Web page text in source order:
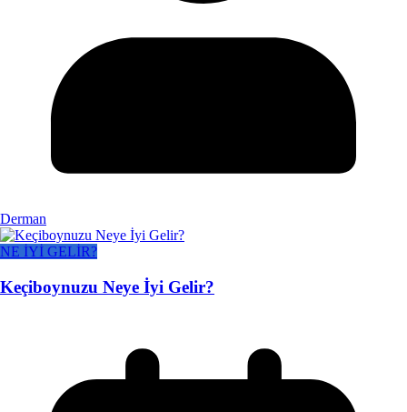
Derman
NE İYİ GELİR?
Keçiboynuzu Neye İyi Gelir?